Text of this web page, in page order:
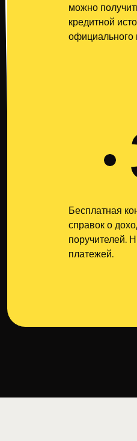
можно
кредитной
официального
Бесплатная
справок о
поручителей.
платежей.